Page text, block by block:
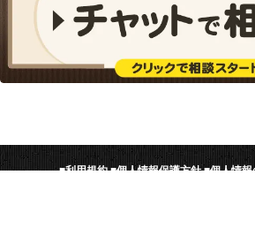
■利用規約■個人情報保護方針■個人情報